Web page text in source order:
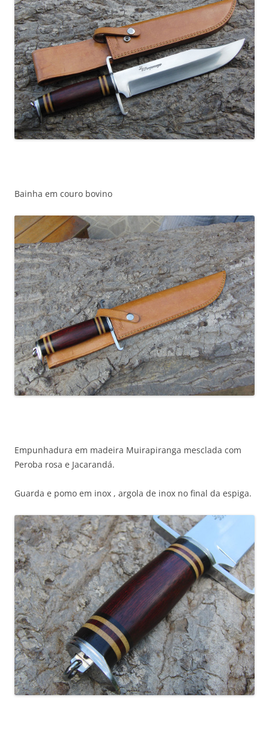
Bainha em couro bovino
Empunhadura em madeira Muirapiranga mesclada com
Peroba rosa e Jacarandá.
Guarda e pomo em inox , argola de inox no final da espiga.